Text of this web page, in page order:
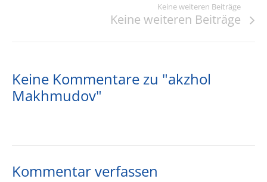
Keine weiteren Beiträge
Keine weiteren Beiträge
Keine Kommentare zu "akzhol
Makhmudov"
Kommentar verfassen